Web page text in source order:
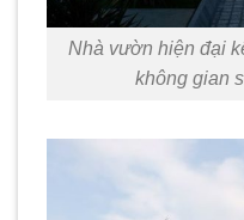
Nhà vườn hiện đại
không gian